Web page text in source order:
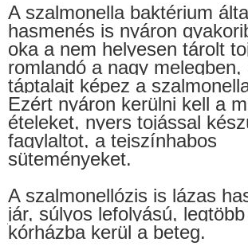
A szalmonella baktérium
hasmenés is nyáron
oka a nem helyesen tárolt
romlandó a nagy melegben,
táptalajt képez a
Ezért nyáron kerülni kell a
ételeket, nyers tojással
fagylaltot, a tejszínhabos
süteményeket.
A szalmonellózis is lázas
jár, súlyos lefolyású,
kórházba kerül a beteg.